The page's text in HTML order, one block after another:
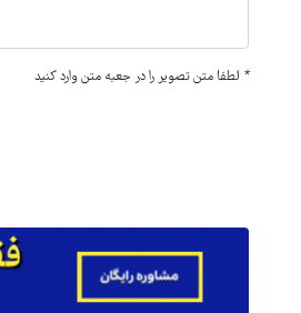
* لطفا متن تصویر را در جعبه متن وارد کنید